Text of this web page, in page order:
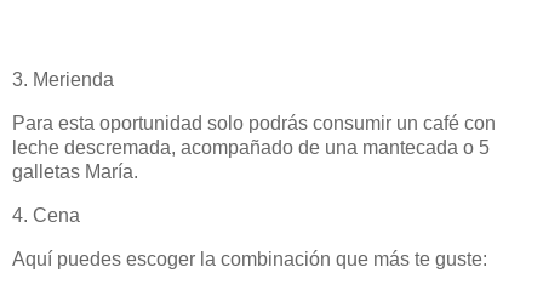
3. Merienda
Para esta oportunidad solo podrás consumir un café con
leche descremada, acompañado de una mantecada o 5
galletas María.
4. Cena
Aquí puedes escoger la combinación que más te guste: